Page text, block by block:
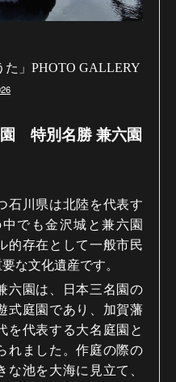
」 PHOTO GALLERY
特別名勝 兼六園
川県は北陸を代表す
でも金沢城と兼六園
的存在として一般市民
な文化遺産です。
六園は、日本三名園の
式庭園であり、加賀藩
を代表する大名庭園と
れました。作庭の際の
池を大海に見立て、